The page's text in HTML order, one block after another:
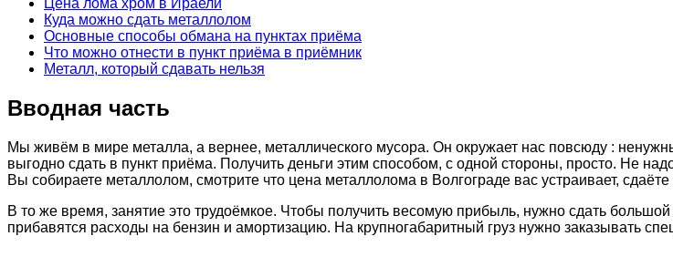
Куда можно сдать металлолом
Основные способы обмана на пунктах приёма
Что можно отнести в пункт приёма в приёмник
Металл, который сдавать нельзя
Вводная часть
Мы живём в мире металла, а вернее, металлического мусора. Он окружает нас повсюду :
выгодно сдать в пункт приёма. Получить деньги этим способом, с одной стороны, просто. Не
Вы собираете металлолом, смотрите что цена металлолома в Волгограде вас устраивает,
В то же время, занятие это трудоёмкое. Чтобы получить весомую прибыль, нужно сдать
прибавятся расходы на бензин и амортизацию. На крупногабаритный груз нужно заказывать